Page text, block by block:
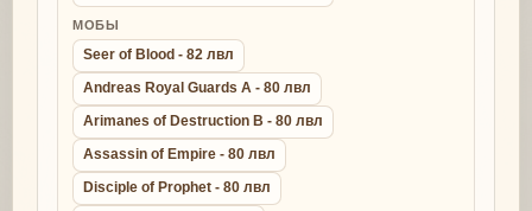
МОБЫ
Seer of Blood - 82 лвл
Andreas Royal Guards A - 80 лвл
Arimanes of Destruction B - 80 лвл
Assassin of Empire - 80 лвл
Disciple of Prophet - 80 лвл